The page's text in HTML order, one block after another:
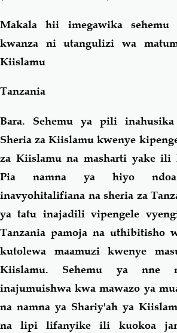
Makala hii imegawika sehemu
kwanza ni utangulizi wa
Kiislamu
Tanzania
Bara. Sehemu ya pili
Sheria za Kiislamu kwenye
za Kiislamu na masharti yake ili
Pia namna ya hiyo
inavyohitalifiana na sheria za
ya tatu inajadili vipengele
Tanzania pamoja na uthibitisho
kutolewa maamuzi kwenye
Kiislamu. Sehemu ya nne
inajumuishwa kwa mawazo ya
na namna ya Shariy'ah ya
na lipi lifanyike ili kuokoa